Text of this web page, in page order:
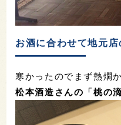
お酒に合わせて地元店
寒かったのでまず熱燗
松本酒造さんの「桃の